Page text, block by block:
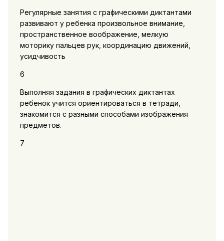
Регулярные занятия с графическими диктантами
развивают у ребенка произвольное внимание,
пространственное воображение, мелкую
моторику пальцев рук, координацию движений,
усидчивость
6
Выполняя задания в графических диктантах
ребенок учится ориентироваться в тетради,
знакомится с разными способами изображения
предметов.
7